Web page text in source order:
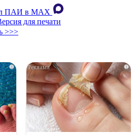
ПАИ в MAХ
для печати
>>>
i i